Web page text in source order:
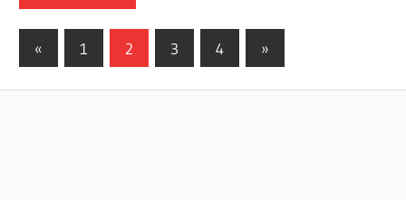
Paginación
« Entradas
anteriores
1 2 3 4
Siguientes
entradas
»